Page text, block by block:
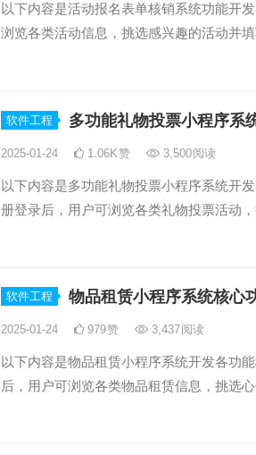
以下内容是活动报名表单核销系统功能开
浏览各类活动信息，挑选感兴趣的活动并
软件工程 多功能礼物投票小程序系
2025-01-24 1.06K赞 3,500阅读
以下内容是多功能礼物投票小程序系统开
册登录后，用户可浏览各类礼物投票活动
软件工程 物品租赁小程序系统核心
2025-01-24 979赞 3,437阅读
以下内容是物品租赁小程序系统开发各功
后，用户可浏览各类物品租赁信息，挑选